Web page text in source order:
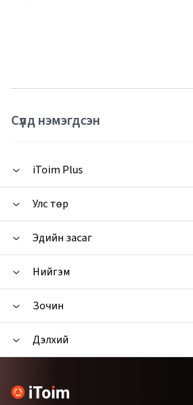
Сүүлд нэмэгдсэн
iToim Plus
Улс төр
Эдийн засаг
Нийгэм
Зочин
Дэлхий